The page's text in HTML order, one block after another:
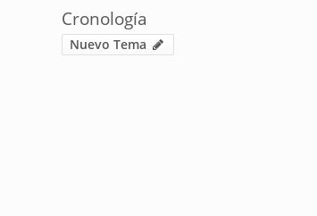
Cronología
Nuevo Tema